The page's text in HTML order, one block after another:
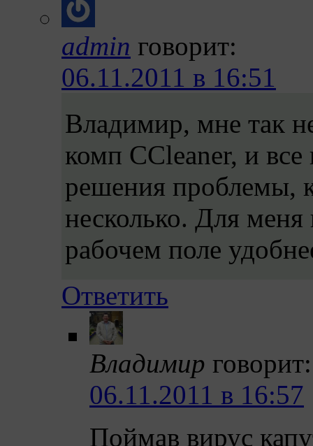
admin говорит:
06.11.2011 в 16:51
Владимир, мне так
комп CCleaner, и
решения проблемы,
несколько. Для меня
рабочем поле
Ответить
Владимир говорит:
06.11.2011 в 16:57
Поймав вирус